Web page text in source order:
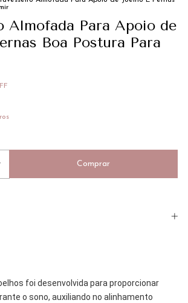
Almofada Para Apoio de
Boa Postura Para
foi desenvolvida para proporcionar
o sono, auxiliando no alinhamento